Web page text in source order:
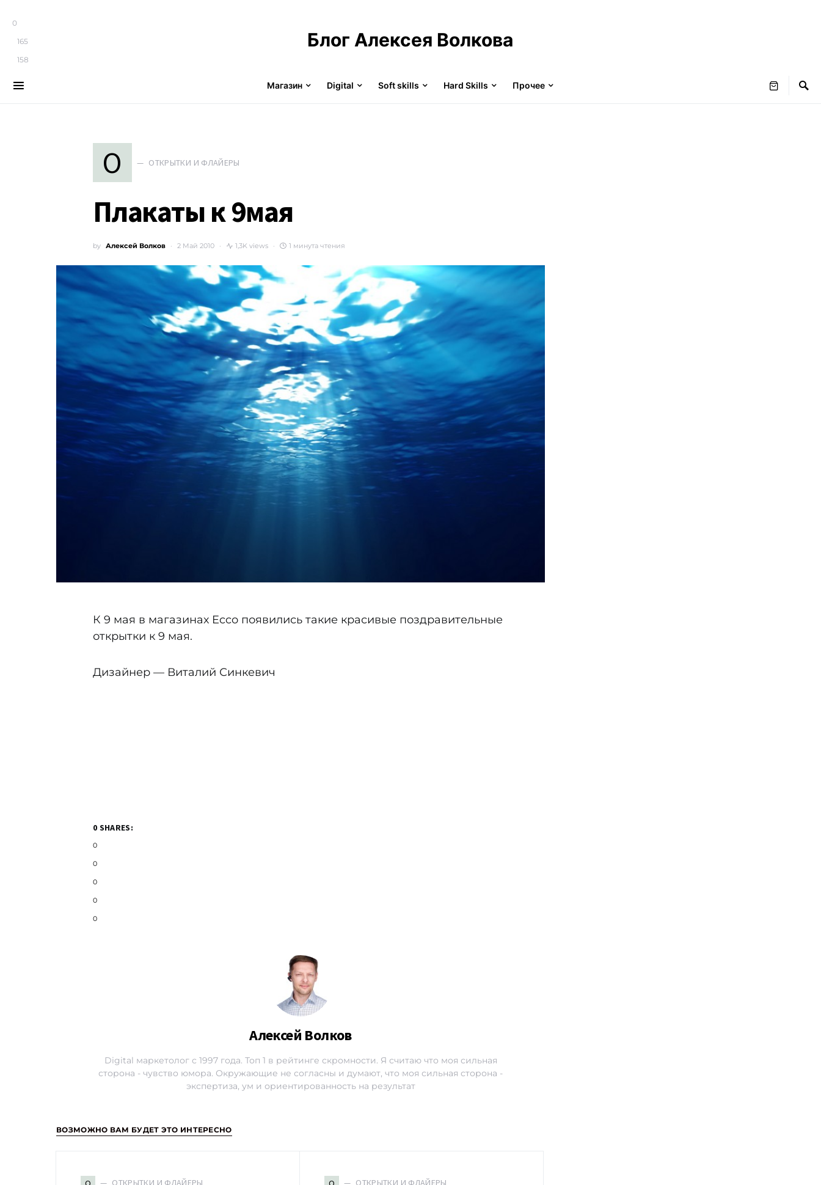
0
165
158
Блог Алексея Волкова
Магазин Digital Soft skills Hard Skills Прочее
О ОТКРЫТКИ И ФЛАЙЕРЫ
Плакаты к 9мая
by Алексей Волков 2 Май 2010 1,3K views 1 минута чтения
К 9 мая в магазинах Ecco появились такие красивые поздравительные
открытки к 9 мая.
Дизайнер — Виталий Синкевич
0 SHARES:
0
0
0
0
0
Алексей Волков
Digital маркетолог с 1997 года. Топ 1 в рейтинге скромности. Я считаю что моя сильная
сторона - чувство юмора. Окружающие не согласны и думают, что моя сильная сторона -
экспертиза, ум и ориентированность на результат
ВОЗМОЖНО ВАМ БУДЕТ ЭТО ИНТЕРЕСНО
ОТКРЫТКИ И ФЛАЙЕРЫ ОТКРЫТКИ И ФЛАЙЕРЫ